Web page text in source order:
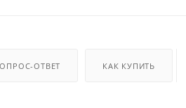
ОТВЕТ КАК КУПИТЬ